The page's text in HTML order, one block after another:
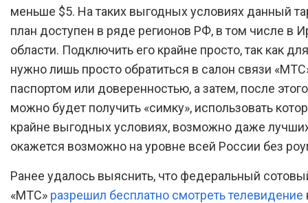
меньше $5. На таких выгодных условиях данный
план доступен в ряде регионов РФ, в том числе в
области. Подключить его крайне просто, так как
нужно лишь просто обратиться в салон связи
паспортом или доверенностью, а затем, после
можно будет получить «симку», использовать
крайне выгодных условиях, возможно даже
окажется возможно на уровне всей России без
Ранее удалось выяснить, что федеральный
«МТС» разрешил бесплатно смотреть телевидение